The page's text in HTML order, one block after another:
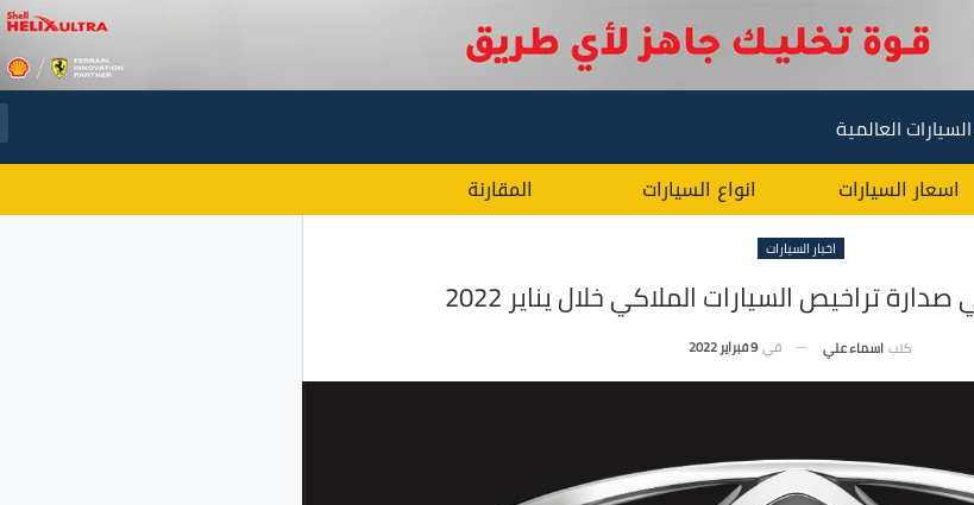
العالمية
اسعار السيارات انواع السيارات المقارنة
اخبار السيارات
تراخيص السيارات الملاكي خلال يناير 2022
كتب اسماء علي في 9 فبراير 2022